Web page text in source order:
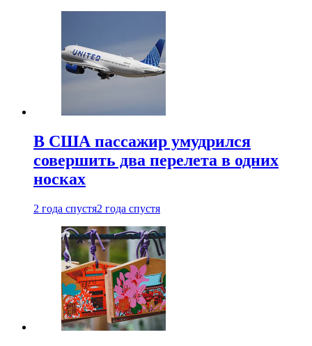
В США пассажир умудрился
совершить два перелета в одних
носках
2 года спустя2 года спустя